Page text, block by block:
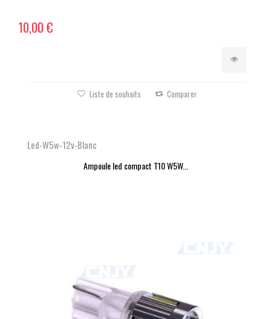
10,00 €
Liste de souhaits Comparer
Led-W5w-12v-Blanc
Ampoule led compact T10 W5W...